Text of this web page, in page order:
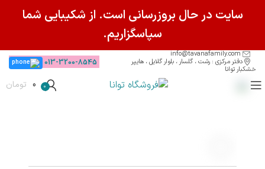
دفتر مرکزی : رشت ، گلسار ، بلوار گلایل ، هایپر
خشکبار توانا
013-3200-8545
0
0 تومان
سایت در حال بروزرسانی است. از شکیبایی شما
سپاسگزاریم.